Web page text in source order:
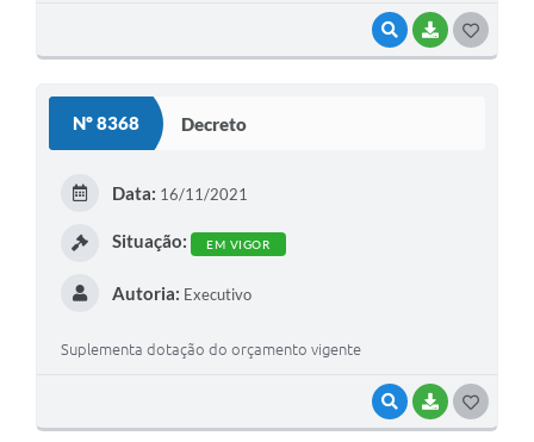
VISUALIZAR
BAIXAR
Nº 8368 Decreto
VISUALIZAR
BAIXAR
Data: 16/11/2021
Situação: EM VIGOR
Autoria: Executivo
Suplementa dotação do orçamento vigente